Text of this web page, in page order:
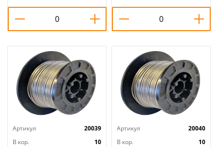
Артикул
20039
В кор.
10
Артикул
20040
В кор.
10